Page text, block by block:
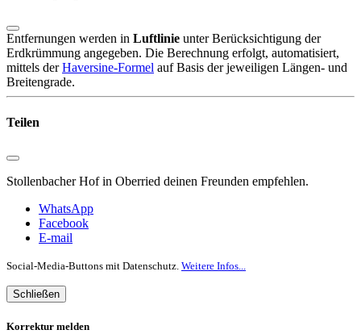
Entfernungen werden in Luftlinie unter Berücksichtigung der
Erdkrümmung angegeben. Die Berechnung erfolgt, automatisiert,
mittels derHaversine-Formel auf Basis der jeweiligen Längen- und
Breitengrade.
Teilen
Stollenbacher Hof in Oberried deinen Freunden empfehlen.
WhatsApp
Facebook
E-mail
Social-Media-Buttons mit Datenschutz. Weitere Infos...
Schließen
Korrektur melden